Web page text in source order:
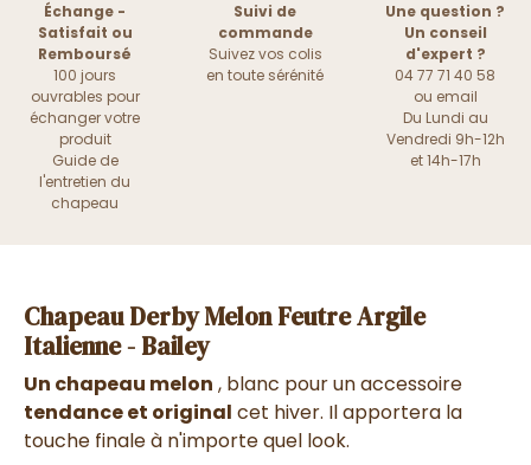
Échange -
Satisfait ou
Remboursé
100 jours
ouvrables pour
échanger votre
produit
Guide de
l'entretien du
chapeau
Suivi de
commande
Suivez vos colis
en toute sérénité
Une question ?
Un conseil
d'expert ?
04 77 71 40 58
ou email
Du Lundi au
Vendredi 9h-12h
et 14h-17h
Chapeau Derby Melon Feutre Argile
Italienne - Bailey
Un chapeau melon , blanc pour un accessoire
tendance et original cet hiver. Il apportera la
touche finale à n'importe quel look.